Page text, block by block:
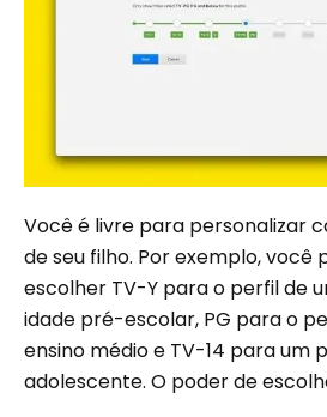
Você é livre para personalizar
de seu filho. Por exemplo, você
escolher TV-Y para o perfil de
idade pré-escolar, PG para o
ensino médio e TV-14 para um
adolescente. O poder de